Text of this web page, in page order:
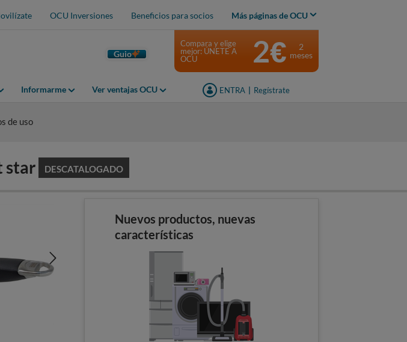
OCU Inversiones Beneficios para socios Más páginas de OCU
Guio
Informarme Ver ventajas OCU ENTRA Regístrate
Compara y elige
mejor: ÚNETE A
OCU
2€
2
meses
de uso
star DESCATALOGADO
Nuevos productos, nuevas
características